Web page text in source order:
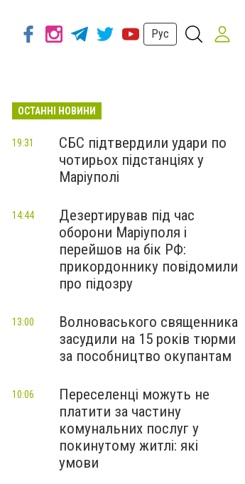
Рус
ОСТАННІ НОВИНИ
СБС підтвердили удари по
чотирьох підстанціях у
Маріуполі
19:31
Дезертирував під час
оборони Маріуполя і
перейшов на бік РФ:
прикордоннику повідомили
про підозру
14:44
Волноваського священника
засудили на 15 років тюрми
за пособництво окупантам
13:00
Переселенці можуть не
платити за частину
комунальних послуг у
покинутому житлі: які
умови
10:06